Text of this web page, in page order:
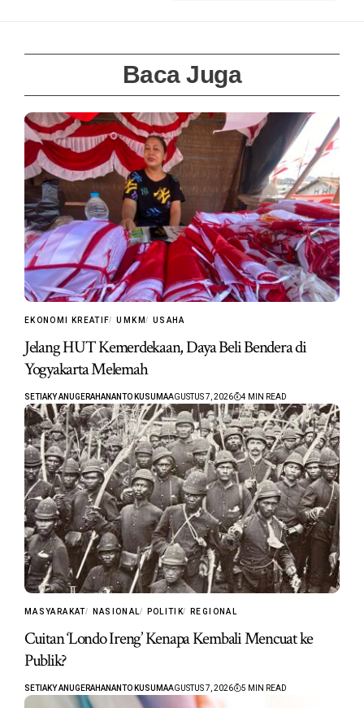
Baca Juga
EKONOMI KREATIF UMKM USAHA
Jelang HUT Kemerdekaan, Daya Beli Bendera di
Yogyakarta Melemah
SETIAKY ANUGERAHANANTO KUSUMAAGUSTUS 7, 2026 4 MIN READ
MASYARAKAT NASIONAL POLITIK REGIONAL
Cuitan ‘Londo Ireng’ Kenapa Kembali Mencuat ke
Publik?
SETIAKY ANUGERAHANANTO KUSUMAAGUSTUS 7, 2026 5 MIN READ